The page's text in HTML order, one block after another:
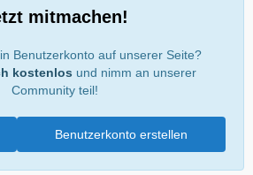
mitmachen!
Benutzerkonto auf unserer Seite?
kostenlos und nimm an unserer
Community teil!
Benutzerkonto erstellen